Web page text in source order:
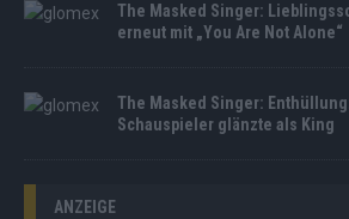
The Masked Singer:
erneut mit „You Are Not Alone“
The Masked Singer:
Schauspieler glänzte als King
ANZEIGE